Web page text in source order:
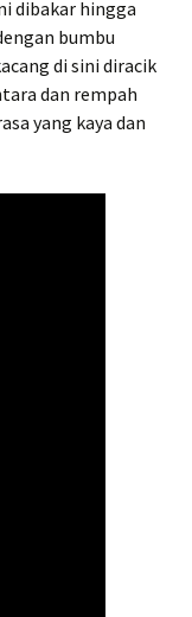
dibakar hingga
bumbu
di sini diracik
dan rempah
yang kaya dan